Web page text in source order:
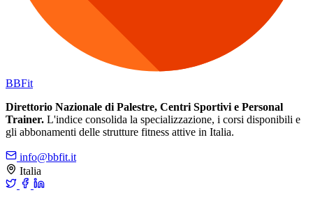
BBFit
Direttorio Nazionale di Palestre, Centri Sportivi e Personal
Trainer. L'indice consolida la specializzazione, i corsi disponibili e
gli abbonamenti delle strutture fitness attive in Italia.
info@bbfit.it
Italia